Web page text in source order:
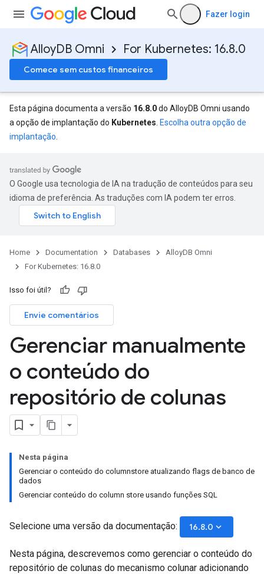
Fazer login
AlloyDB Omni For Kubernetes: 16.8.0
Comece sem custos financeiros
Esta página documenta a versão 16.8.0do AlloyDB Omni usando
a opção de implantação do Kubernetes Escolha outra opção de
implantação
O Google usa tecnologia de IA na tradução de conteúdos para seu
idioma de preferência. As traduções com IA podem ter erros.
Home Documentation Databases
AlloyDB Omni
For Kubernetes: 16.8.0
Isso foi útil?
Envie comentários
Gerenciar manualmente
o conteúdo do
repositório de colunas
Nesta página
Gerenciar o conteúdo do columnstore atualizando flags de banco de
dados
Gerenciar conteúdo do column store usando funções SQL
Selecione uma versão da documentação: 16.8.0 keyboard_arrow_down
Nesta página, descrevemos como gerenciar o conteúdo do
repositório de colunas do mecanismo colunar adicionando